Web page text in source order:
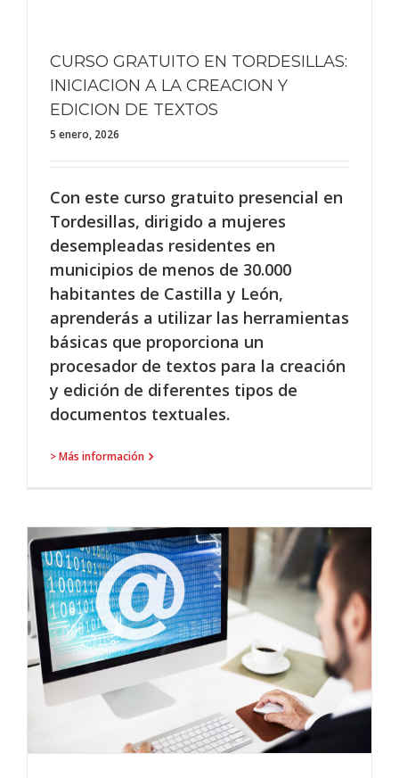
CURSO GRATUITO EN TORDESILLAS:
INICIACION A LA CREACION Y
EDICION DE TEXTOS
5 enero, 2026
Con este curso gratuito presencial en
Tordesillas, dirigido a mujeres
desempleadas residentes en
municipios de menos de 30.000
habitantes de Castilla y León,
aprenderás a utilizar las herramientas
básicas que proporciona un
procesador de textos para la creación
y edición de diferentes tipos de
documentos textuales.
> Más información